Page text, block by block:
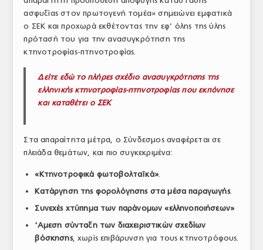
ασφυξίας στον πρωτογενή τομέα» σημειώνει εμφατικά
ο ΣΕΚ και προχωρά εκθέτοντας την εφ’ όλης της ύλης
πρότασή του για την ανασυγκρότηση της
κτηνοτροφίας-πτηνοτροφίας.
Δείτε εδώ το πλήρες σχέδιο ανασυγκρότησης της
ελληνικής κτηνοτροφίας-πτηνοτροφίας που εκπόνησε
και καταθέτει ο ΣΕΚ
Στα απαραίτητα μέτρα, ο Σύνδεσμος αναφέρεται σε
πλειάδα θεμάτων, και πιο συγκεκριμένα:
«Κτηνοτροφικά φωτοβολταϊκά».
Κατάργηση της φορολόγησης στα μέσα παραγωγής.
Συνεχές χτύπημα των παράνομων «ελληνοποιήσεων»
'Αμεση σύνταξη των διαχειριστικών σχεδίων
βόσκησης, χωρίς επιβάρυνση για τους κτηνοτρόφους.